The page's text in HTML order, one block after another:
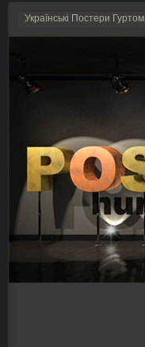
Українські Постери Гуртом